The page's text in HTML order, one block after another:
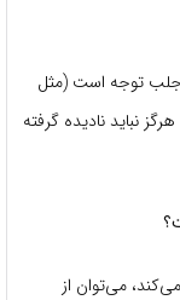
جلب توجه است (مثل
نباید نادیده گرفته
می‌توان از